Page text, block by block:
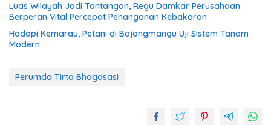
Luas Wilayah Jadi Tantangan, Regu Damkar Perusahaan
Berperan Vital Percepat Penanganan Kebakaran
Hadapi Kemarau, Petani di Bojongmangu Uji Sistem Tanam
Modern
Perumda Tirta Bhagasasi